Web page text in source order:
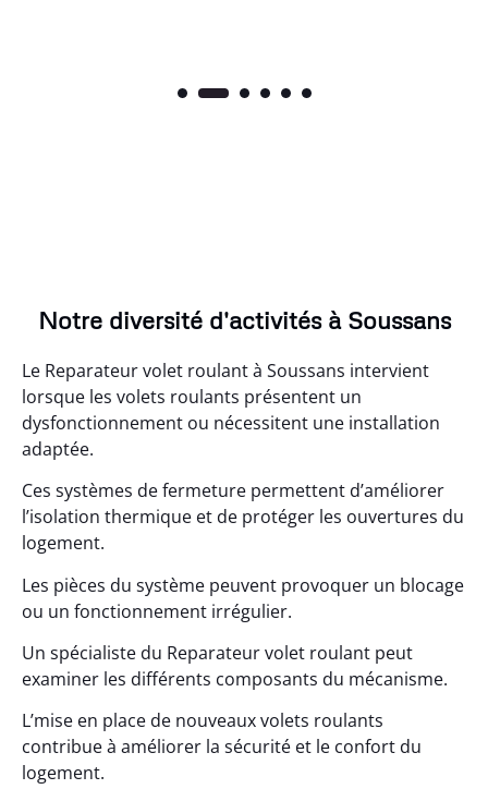
Notre diversité d'activités à Soussans
Le Reparateur volet roulant à Soussans intervient
lorsque les volets roulants présentent un
dysfonctionnement ou nécessitent une installation
adaptée.
Ces systèmes de fermeture permettent d’améliorer
l’isolation thermique et de protéger les ouvertures du
logement.
Les pièces du système peuvent provoquer un blocage
ou un fonctionnement irrégulier.
Un spécialiste du Reparateur volet roulant peut
examiner les différents composants du mécanisme.
L’mise en place de nouveaux volets roulants
contribue à améliorer la sécurité et le confort du
logement.